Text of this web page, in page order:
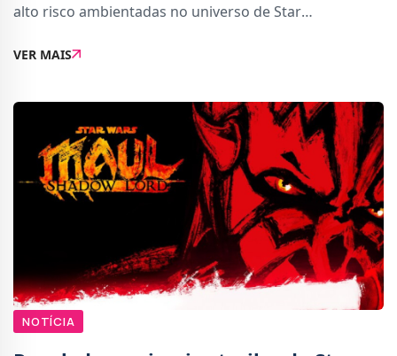
alto risco ambientadas no universo de Star
passada no Outer Rim, Galactic Racer coloca os j
VER MAIS
NOTÍCIA